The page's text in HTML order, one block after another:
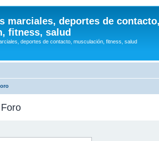
marciales, deportes de contacto,
fitness, salud
deportes de contacto, musculación, fitness, salud